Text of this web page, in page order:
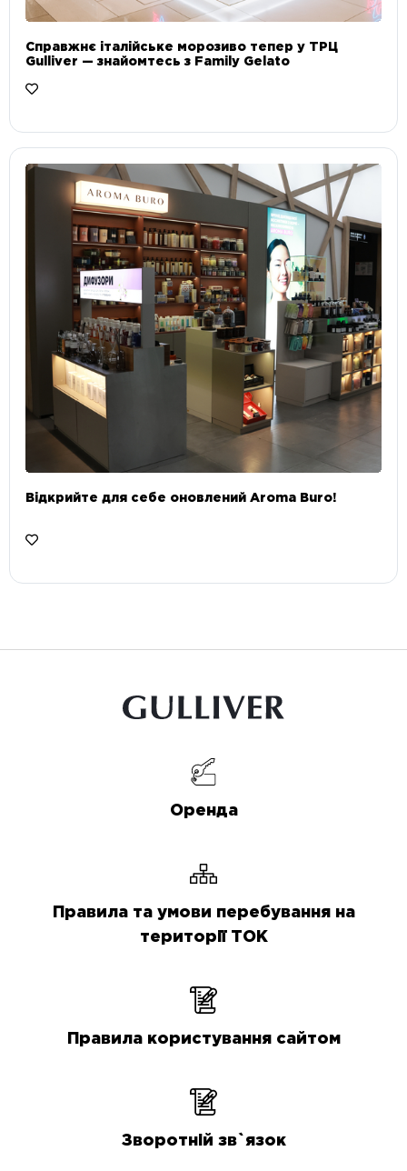
Справжнє італійське морозиво тепер у ТРЦ
Gulliver — знайомтесь з Family Gelato
Відкрийте для себе оновлений Aroma Buro! ⠀
Оренда
Правила та умови перебування на
території ТОК
Правила користування сайтом
Зворотній зв`язок